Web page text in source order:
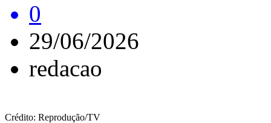
0
29/06/2026
redacao
Crédito: Reprodução/TV